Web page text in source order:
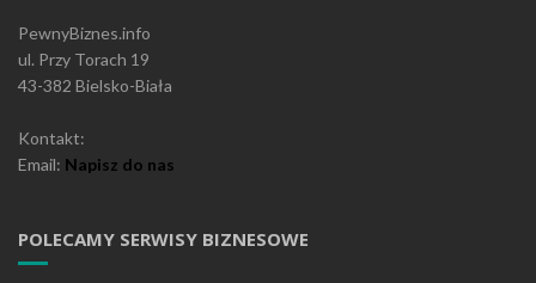
PewnyBiznes.info
ul. Przy Torach 19
43-382 Bielsko-Biała
Kontakt:
Email: Napisz do nas
POLECAMY SERWISY BIZNESOWE